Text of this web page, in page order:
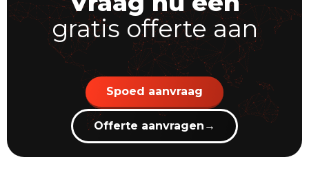
gratis offerte aan
Spoed aanvraag
Offerte aanvragen →